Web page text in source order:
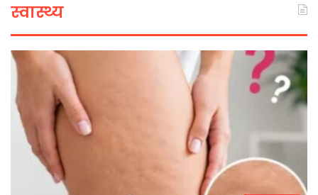
स्वास्थ्य